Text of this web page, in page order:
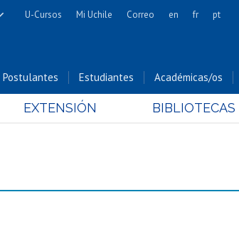
y Matemáticas
Cs. Forestales y
y Farmacéuticas
Cs. Sociales
U-Cursos Mi Uchile Correo en fr pt
Postulantes Estudiantes Académicas/os
EXTENSIÓN BIBLIOTECAS